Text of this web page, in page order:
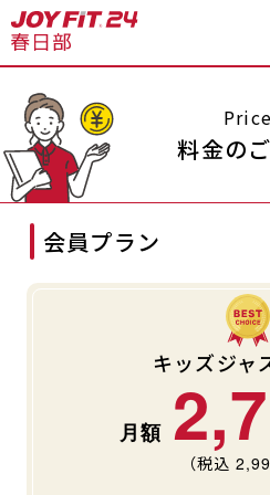
店舗トップ
会員の方へトップ
会員様へのお知らせ ス
ア
よ
入会のお手続きを
クレジットカードで入会する
料金・サービス等
入会を悩まれている方へトップ
Price
料金の
会員プラン
キッズジャ
（税込